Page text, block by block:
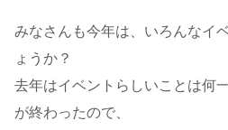
みなさんも今年は、いろんなイ
ょうか？
去年はイベントらしいことは何
が終わったので、